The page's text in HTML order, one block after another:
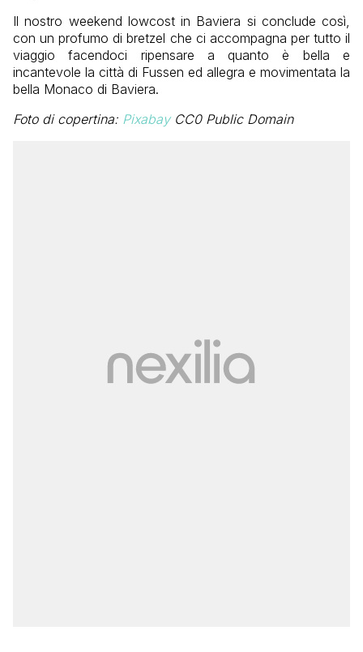
Il nostro weekend lowcost in Baviera si conclude così,
con un profumo di bretzel che ci accompagna per tutto il
viaggio facendoci ripensare a quanto è bella e
incantevole la città di Fussen ed allegra e movimentata la
bella Monaco di Baviera.
Foto di copertina: PixabayCC0 Public Domain